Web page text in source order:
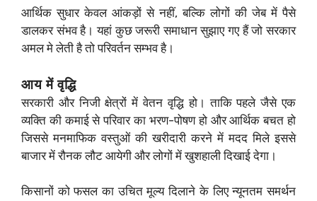
आर्थिक सुधार केवल आंकड़ों से नहीं, बल्कि लोगों की जेब में पैसे
डालकर संभव है। यहां कुछ जरूरी समाधान सुझाए गए हैं जो सरकार
अमल मे लेती है तो परिवर्तन सम्भव है।
आय में वृद्धि
सरकारी और निजी क्षेत्रों में वेतन वृद्धि हो। ताकि पहले जैसे एक
व्यक्ति की कमाई से परिवार का भरण-पोषण हो और आर्थिक बचत हो
जिससे मनमाफिक वस्तुओं की खरीदारी करने में मदद मिले इससे
बाजार में रौनक लौट आयेगी और लोगों में खुशहाली दिखाई देगा।
किसानों को फसल का उचित मूल्य दिलाने के लिए न्यूनतम समर्थन